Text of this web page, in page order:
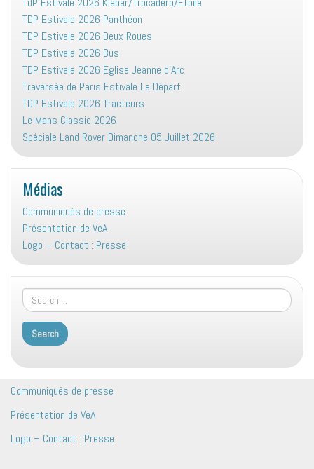
TDP Estivale 2026 Panthéon
TDP Estivale 2026 Deux Roues
TDP Estivale 2026 Bus
TDP Estivale 2026 Eglise Jeanne d’Arc
Traversée de Paris Estivale Le Départ
TDP Estivale 2026 Tracteurs
Le Mans Classic 2026
Spéciale Land Rover Dimanche 05 Juillet 2026
Médias
Communiqués de presse
Présentation de VeA
Logo – Contact : Presse
Communiqués de presse
Présentation de VeA
Logo – Contact : Presse